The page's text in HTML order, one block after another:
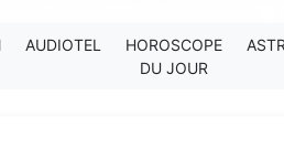
AUDIOTEL
HOROSCOPE
DU JOUR